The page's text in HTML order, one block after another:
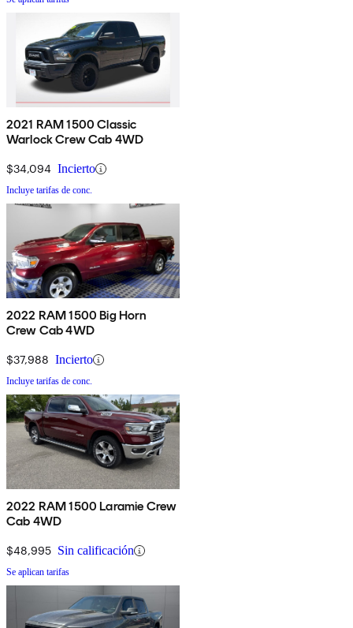
2021 RAM 1500 Classic
Warlock Crew Cab 4WD
$34,094 Incierto
Incluye tarifas de conc.
2022 RAM 1500 Big Horn
Crew Cab 4WD
$37,988 Incierto
Incluye tarifas de conc.
2022 RAM 1500 Laramie Crew
Cab 4WD
$48,995 Sin calificación
Se aplican tarifas